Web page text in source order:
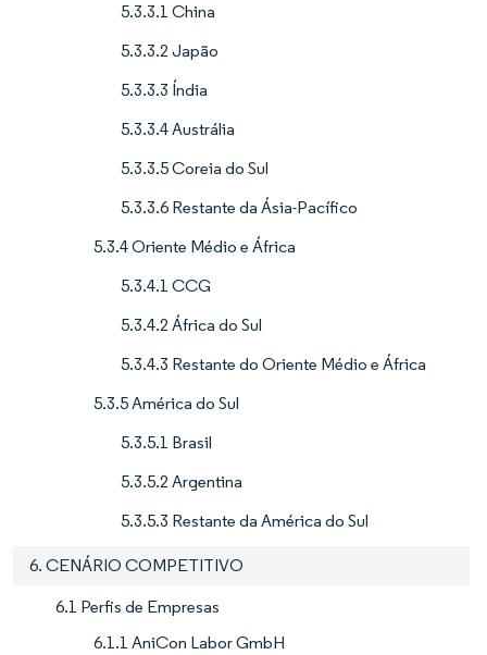
5.3.3.1 China
5.3.3.2 Japão
5.3.3.3 Índia
5.3.3.4 Austrália
5.3.3.5 Coreia do Sul
5.3.3.6 Restante da Ásia-Pacífico
5.3.4 Oriente Médio e África
5.3.4.1 CCG
5.3.4.2 África do Sul
5.3.4.3 Restante do Oriente Médio e África
5.3.5 América do Sul
5.3.5.1 Brasil
5.3.5.2 Argentina
5.3.5.3 Restante da América do Sul
6. CENÁRIO COMPETITIVO
6.1 Perfis de Empresas
6.1.1 AniCon Labor GmbH